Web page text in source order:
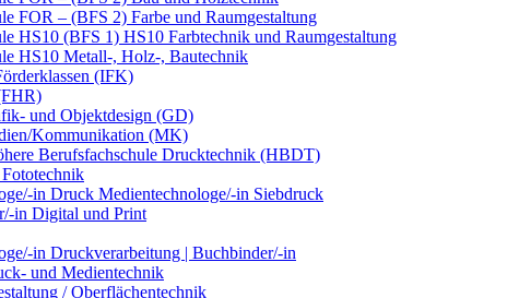
FOR – (BFS 2) Farbe und Raumgestaltung
HS10 (BFS 1) HS10 Farbtechnik und Raumgestaltung
HS10 Metall-, Holz-, Bautechnik
(IFK)
und Objektdesign (GD)
Kommunikation (MK)
Berufsfachschule Drucktechnik (HBDT)
in Druck Medientechnologe/-in Siebdruck
in Digital und Print
in Druckverarbeitung | Buchbinder/-in
und Medientechnik
/ Oberflächentechnik